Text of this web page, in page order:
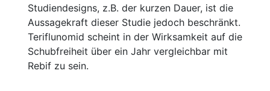
Studiendesigns, z.B. der kurzen Dauer, ist die
Aussagekraft dieser Studie jedoch beschränkt.
Teriflunomid scheint in der Wirksamkeit auf die
Schubfreiheit über ein Jahr vergleichbar mit
Rebif zu sein.